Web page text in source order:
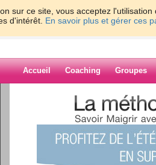
sur ce site, vous acceptez
d'intérêt. En savoir plus et gérer ces
Accueil Coaching Groupes
>
Blog de fidji77